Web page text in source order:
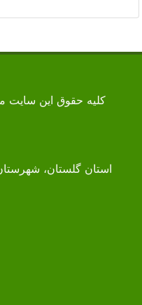
کلیه حقوق این سایت
استان گلستان‌،